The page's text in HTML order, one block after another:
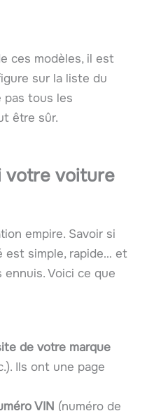
ces modèles, il est
sur la liste du
pas tous les
être sûr.
votre voiture
empire. Savoir si
est simple, rapide… et
Voici ce que
de votre marque
Ils ont une page
VIN (numéro de